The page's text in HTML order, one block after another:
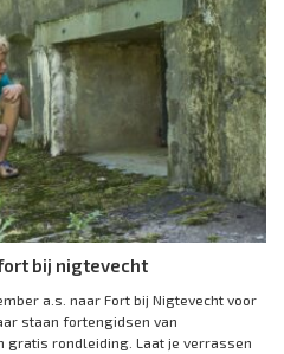
bij nigtevecht
a.s. naar Fort bij Nigtevecht voor
staan fortengidsen van
gratis rondleiding. Laat je verrassen